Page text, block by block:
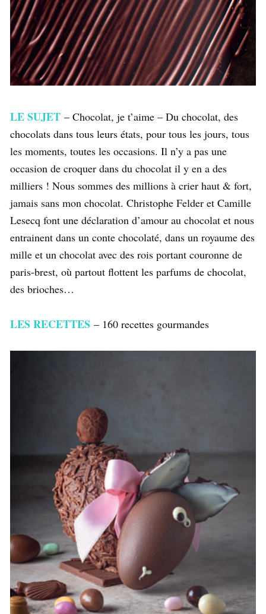
LE SUJET – Chocolat, je t’aime – Du chocolat, des
chocolats dans tous leurs états, pour tous les jours, tous
les moments, toutes les occasions. Il n’y a pas une
occasion de croquer dans du chocolat il y en a des
milliers ! Nous sommes des millions à crier haut & fort,
jamais sans mon chocolat. Christophe Felder et Camille
Lesecq font une déclaration d’amour au chocolat et nous
entrainent dans un conte chocolaté, dans un royaume des
mille et un chocolat avec des rois portant couronne de
paris-brest, où partout flottent les parfums de chocolat,
des brioches…
LES RECETTES – 160 recettes gourmandes